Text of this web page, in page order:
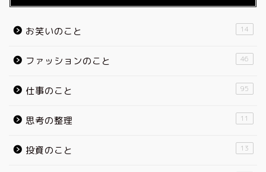
お笑いのこと 14
ファッションのこと 46
仕事のこと 95
思考の整理 11
投資のこと 13